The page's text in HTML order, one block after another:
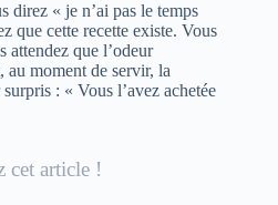
direz « je n’ai pas le temps
que cette recette existe. Vous
attendez que l’odeur
au moment de servir, la
: « Vous l’avez achetée
cet article !